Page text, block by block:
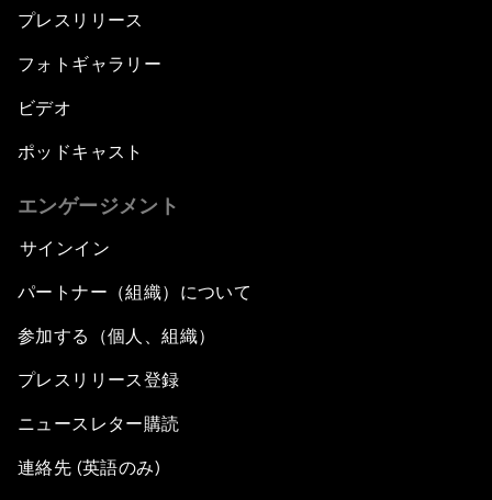
プレスリリース
フォトギャラリー
ビデオ
ポッドキャスト
エンゲージメント
サインイン
パートナー（組織）について
参加する（個人、組織）
プレスリリース登録
ニュースレター購読
連絡先 (英語のみ)